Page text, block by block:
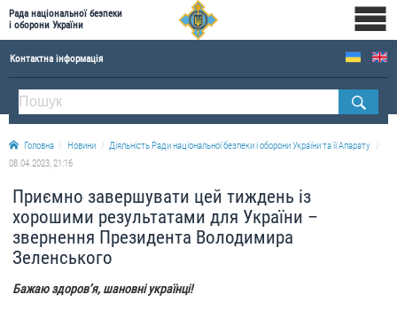
Рада національної безпеки
і оборони України
Контактна інформація
ПРО РНБОУ
Склад Ради національної безпеки і оборони України
Апарат Ради національної безпеки і оборони України
Історична довідка про діяльність Ради національної безпеки і оборони України
ОФІЦІЙНІ ДОКУМЕНТИ
Головна Новини
Діяльність Ради національної безпеки і оборони України та її Апарату
08.04.2023, 21:16
Приємно завершувати цей тиждень із
хорошими результатами для України –
звернення Президента Володимира
Зеленського
Бажаю здоровʼя, шановні українці!